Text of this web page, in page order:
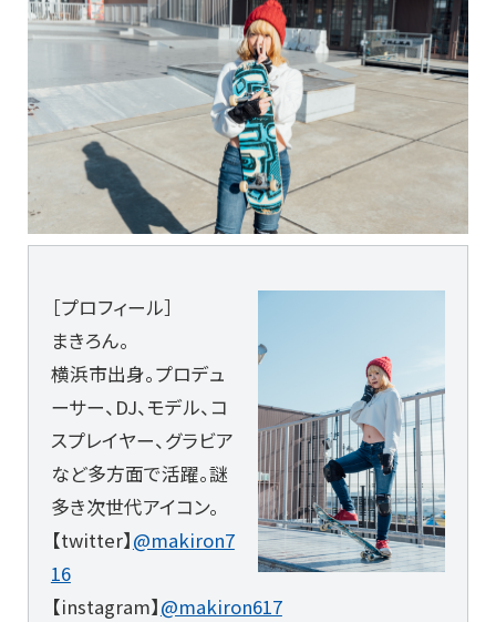
［プロフィール］
まきろん。
横浜市出身。プロデュ
ーサー、DJ、モデル、コ
スプレイヤー、グラビア
など多方面で活躍。謎
多き次世代アイコン。
【twitter】@makiron7
16
【instagram】@makiron617